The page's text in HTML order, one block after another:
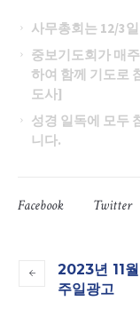
사무총회는 12/3
중보기도회가 매
하여 함께 기도로
도사]
성경 일독에 모두
니다.
Facebook Twitter
2023년 11
주일광고